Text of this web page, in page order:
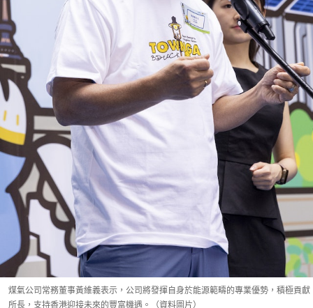
煤氣公司常務董事黃維義表示，公司將發揮自身於能源範疇的專業優勢，積極貢獻
所長，支持香港迎接未來的豐富機遇。（資料圖片）